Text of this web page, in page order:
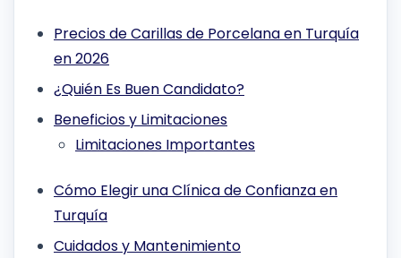
Precios de Carillas de Porcelana en Turquía
en 2026
¿Quién Es Buen Candidato?
Beneficios y Limitaciones
Limitaciones Importantes
Cómo Elegir una Clínica de Confianza en
Turquía
Cuidados y Mantenimiento